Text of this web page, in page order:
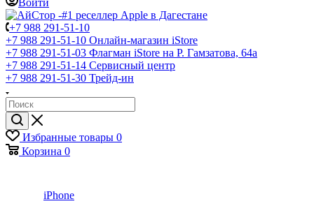
Войти
+7 988 291-51-10
+7 988 291-51-10 Онлайн-магазин iStore
+7 988 291-51-03 Флагман iStore на Р. Гамзатова, 64а
+7 988 291-51-14 Сервисный центр
+7 988 291-51-30 Трейд-ин
Избранные товары 0
Корзина 0
iPhone